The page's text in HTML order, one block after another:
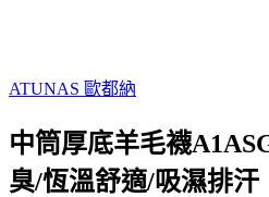
ATUNAS 歐都納
中筒厚底羊毛襪
臭/恆溫舒適/吸濕排汗